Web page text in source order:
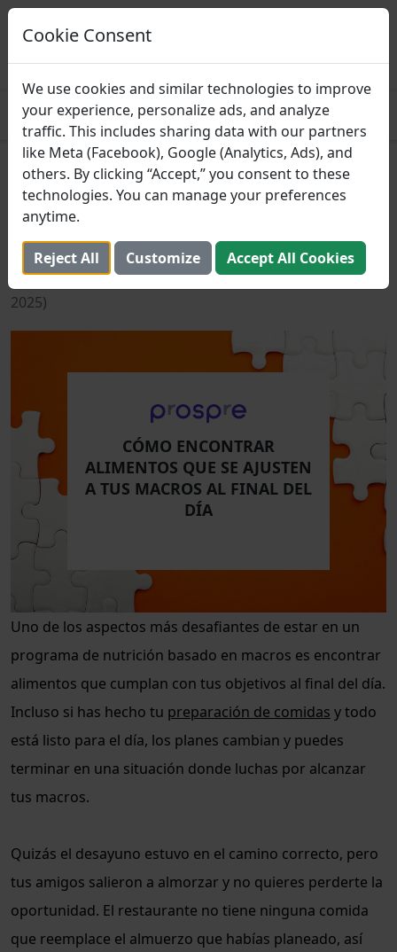
Prospre: Planificador de
comidas
Planes de alimentación basados ​​en
Cómo encontrar alimentos
que se ajusten a tus macros
al final del día
17 de octubre de 2021 (Actualizado: 2 de agosto de
2025)
CÓMO ENCONTRAR
ALIMENTOS QUE SE AJUSTEN
A TUS MACROS AL FINAL DEL
DÍA
Uno de los aspectos más desafiantes de estar en un
programa de nutrición basado en macros es encontrar
alimentos que cumplan con tus objetivos al final del día.
Incluso si has hecho tu preparación de comidas y todo
está listo para el día, los planes cambian y puedes
terminar en una situación donde luchas por alcanzar
tus macros.
Quizás el desayuno estuvo en el camino correcto, pero
tus amigos salieron a almorzar y no quieres perderte la
oportunidad. El restaurante no tiene ninguna comida
que reemplace el almuerzo que habías planeado, así
Cookie Consent
We use cookies and similar technologies to improve
your experience, personalize ads, and analyze
traffic. This includes sharing data with our partners
like Meta (Facebook), Google (Analytics, Ads), and
others. By clicking “Accept,” you consent to these
technologies. You can manage your preferences
anytime.
Reject All Customize Accept All Cookies